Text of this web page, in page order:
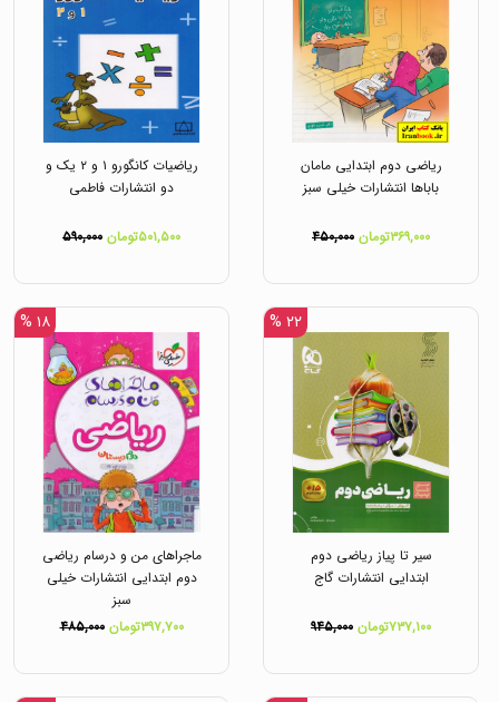
ریاضی دوم ابتدایی مامان
باباها انتشارات خیلی سبز
۳۶۹,۰۰۰تومان ۴۵۰,۰۰۰
ریاضیات کانگورو ۱ و ۲ یک و
دو انتشارات فاطمی
۵۰۱,۵۰۰تومان ۵۹۰,۰۰۰
۲۲ %
سیر تا پیاز ریاضی دوم
ابتدایی انتشارات گاج
۷۳۷,۱۰۰تومان ۹۴۵,۰۰۰
۱۸ %
ماجراهای من و درسام ریاضی
دوم ابتدایی انتشارات خیلی
سبز
۳۹۷,۷۰۰تومان
۴۸۵,۰۰۰